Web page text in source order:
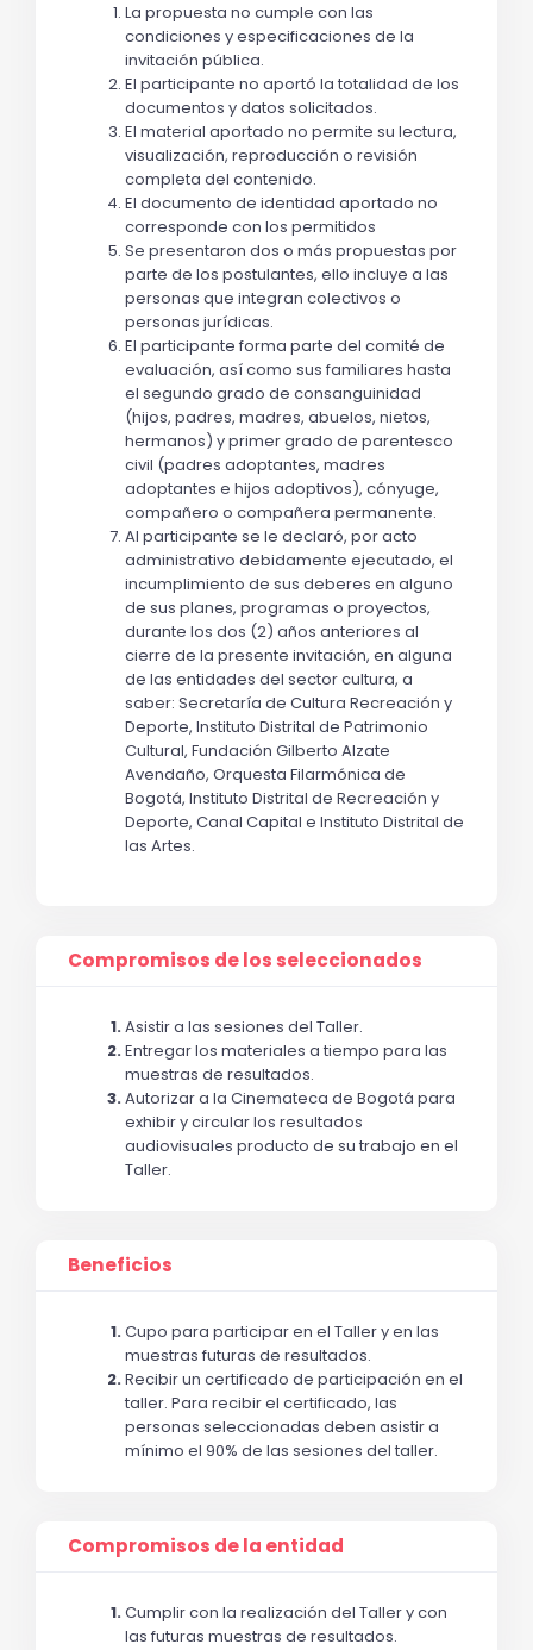
La propuesta no cumple con las
condiciones y especificaciones de la
invitación pública.
El participante no aportó la totalidad de los
documentos y datos solicitados.
El material aportado no permite su lectura,
visualización, reproducción o revisión
completa del contenido.
El documento de identidad aportado no
corresponde con los permitidos
Se presentaron dos o más propuestas por
parte de los postulantes, ello incluye a las
personas que integran colectivos o
personas jurídicas.
El participante forma parte del comité de
evaluación, así como sus familiares hasta
el segundo grado de consanguinidad
(hijos, padres, madres, abuelos, nietos,
hermanos) y primer grado de parentesco
civil (padres adoptantes, madres
adoptantes e hijos adoptivos), cónyuge,
compañero o compañera permanente.
Al participante se le declaró, por acto
administrativo debidamente ejecutado, el
incumplimiento de sus deberes en alguno
de sus planes, programas o proyectos,
durante los dos (2) años anteriores al
cierre de la presente invitación, en alguna
de las entidades del sector cultura, a
saber: Secretaría de Cultura Recreación y
Deporte, Instituto Distrital de Patrimonio
Cultural, Fundación Gilberto Alzate
Avendaño, Orquesta Filarmónica de
Bogotá, Instituto Distrital de Recreación y
Deporte, Canal Capital e Instituto Distrital de
las Artes.
Compromisos de los seleccionados
Asistir a las sesiones del Taller.
Entregar los materiales a tiempo para las
muestras de resultados.
Autorizar a la Cinemateca de Bogotá para
exhibir y circular los resultados
audiovisuales producto de su trabajo en el
Taller.
Beneficios
Cupo para participar en el Taller y en las
muestras futuras de resultados.
Recibir un certificado de participación en el
taller. Para recibir el certificado, las
personas seleccionadas deben asistir a
mínimo el 90% de las sesiones del taller.
Compromisos de la entidad
Cumplir con la realización del Taller y con
las futuras muestras de resultados.